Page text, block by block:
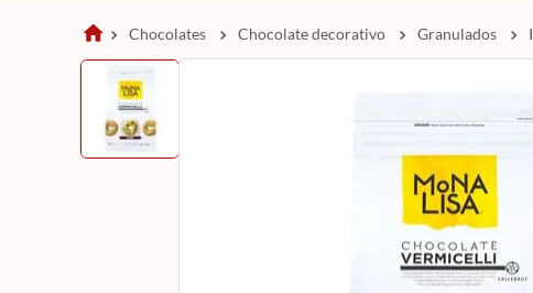
chocolates chocolate decorativo granulados